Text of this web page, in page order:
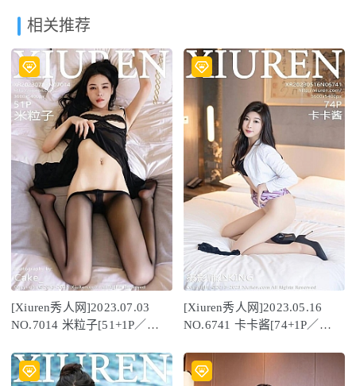
相关推荐
[Xiuren秀人网]2023.07.03
NO.7014 米粒子[51+1P／
[Xiuren秀人网]2023.05.16
NO.6741 卡卡酱[74+1P／